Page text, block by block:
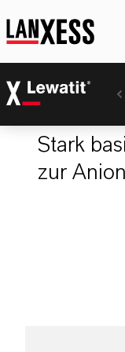
Stark
zur